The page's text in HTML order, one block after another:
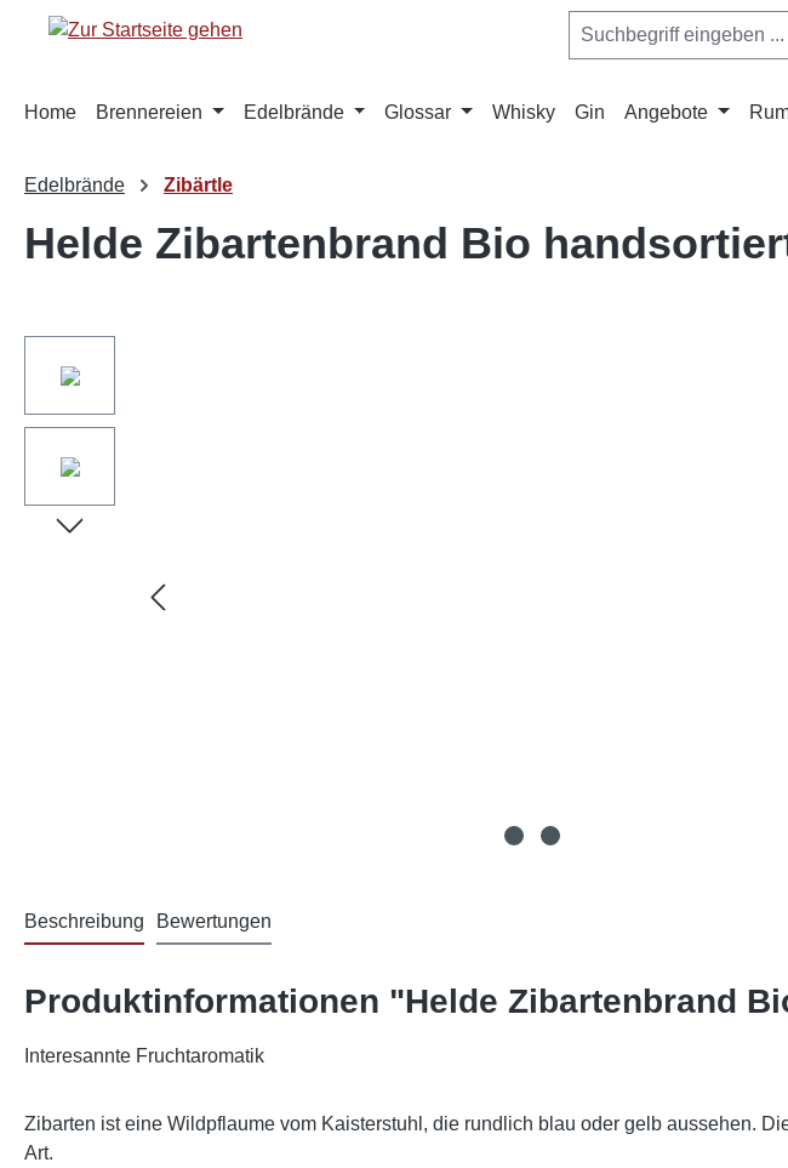
Zur Hauptnavigation springen
Home Brennereien Edelbrände Glossar Whisky Gin Angebote
Edelbrände Zibärtle
Helde Zibartenbrand Bio
Beschreibung Bewertungen
Produktinformationen "Helde Zibartenbrand
Interesannte Fruchtaromatik
Zibarten ist eine Wildpflaume vom Kaisterstuhl, die rundlich blau oder gelb aussehen.
Art.